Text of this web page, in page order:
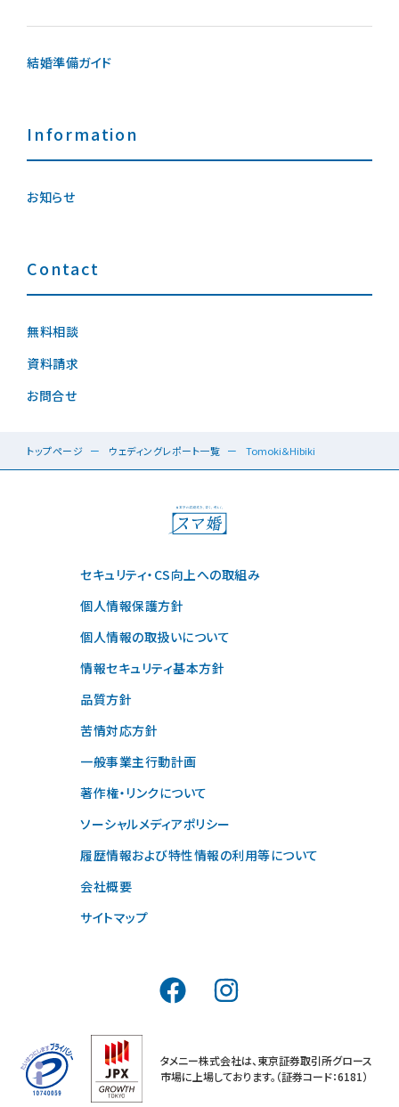
結婚準備ガイド
Information
お知らせ
Contact
無料相談
資料請求
お問合せ
トップページ ウェディングレポート一覧 Tomoki＆Hibiki
セキュリティ・CS向上への取組み
個人情報保護方針
個人情報の取扱いについて
情報セキュリティ基本方針
品質方針
苦情対応方針
一般事業主行動計画
著作権・リンクについて
ソーシャルメディアポリシー
履歴情報および特性情報の利用等について
会社概要
サイトマップ
タメニー株式会社は、東京証券取引所グロース
市場に上場しております。（証券コード：6181）